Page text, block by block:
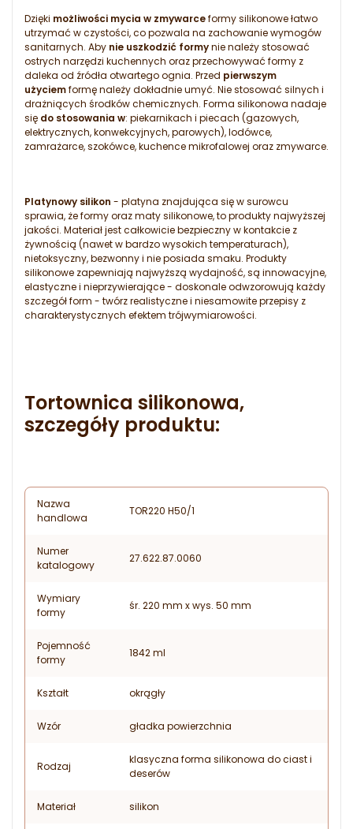
Dzięki możliwości mycia w zmywarceformy silikonowe łatwo
utrzymać w czystości, co pozwala na zachowanie wymogów
sanitarnych. Aby nie uszkodzić formynie należy stosować
ostrych narzędzi kuchennych oraz przechowywać formy z
daleka od źródła otwartego ognia. Przed pierwszym
użyciemformę należy dokładnie umyć. Nie stosować silnych i
drażniących środków chemicznych. Forma silikonowa nadaje
się do stosowania w: piekarnikach i piecach (gazowych,
elektrycznych, konwekcyjnych, parowych), lodówce,
zamrażarce, szokówce, kuchence mikrofalowej oraz zmywarce.
Platynowy silikon - platyna znajdująca się w surowcu
sprawia, że formy oraz maty silikonowe, to produkty najwyższej
jakości. Materiał jest całkowicie bezpieczny w kontakcie z
żywnością (nawet w bardzo wysokich temperaturach),
nietoksyczny, bezwonny i nie posiada smaku. Produkty
silikonowe zapewniają najwyższą wydajność, są innowacyjne,
elastyczne i nieprzywierające - doskonale odwzorowują każdy
szczegół form - twórz realistyczne i niesamowite przepisy z
charakterystycznych efektem trójwymiarowości.
Tortownica silikonowa,
szczegóły produktu:
Nazwa
handlowa
TOR220 H50/1
Numer
katalogowy
27.622.87.0060
Wymiary
formy
śr. 220 mm x wys. 50 mm
Pojemność
formy
1842 ml
Kształt okrągły
Wzór gładka powierzchnia
Rodzaj
klasyczna forma silikonowa do ciast i
deserów
Materiał silikon